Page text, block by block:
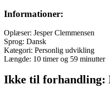
Informationer:
Oplæser: Jesper Clemmensen
Sprog: Dansk
Kategori: Personlig udvikling
Længde: 10 timer og 59 minutter
Ikke til forhandling: